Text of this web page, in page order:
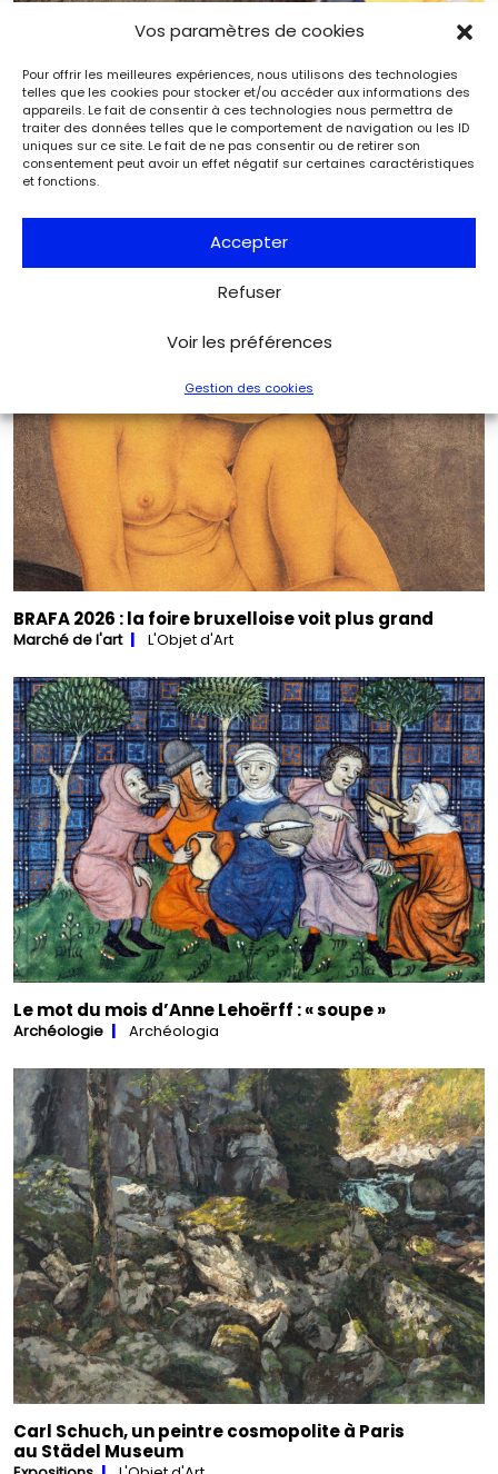
Vos paramètres de cookies
Pour offrir les meilleures expériences, nous utilisons des technologies
telles que les cookies pour stocker et/ou accéder aux informations des
appareils. Le fait de consentir à ces technologies nous permettra de
traiter des données telles que le comportement de navigation ou les ID
uniques sur ce site. Le fait de ne pas consentir ou de retirer son
consentement peut avoir un effet négatif sur certaines caractéristiques
et fonctions.
Accepter
Refuser
Voir les préférences
Gestion des cookies
Archéologia
BRAFA 2026 : la foire bruxelloise voit plus grand
Marché de l'art L'Objet d'Art
Le mot du mois d’Anne Lehoërff : « soupe »
Archéologie Archéologia
Carl Schuch, un peintre cosmopolite à Paris
au Städel Museum